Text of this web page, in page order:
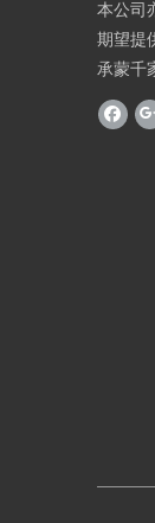
本公司
期望提
承蒙千